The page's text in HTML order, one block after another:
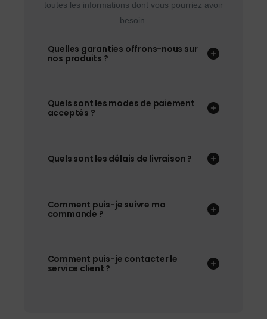
toutes les informations dont vous pourriez avoir
besoin.
Quelles garanties offrons-nous sur
nos produits ?
Quels sont les modes de paiement
acceptés ?
Quels sont les délais de livraison ?
Comment puis-je suivre ma
commande ?
Comment puis-je contacter le
service client ?